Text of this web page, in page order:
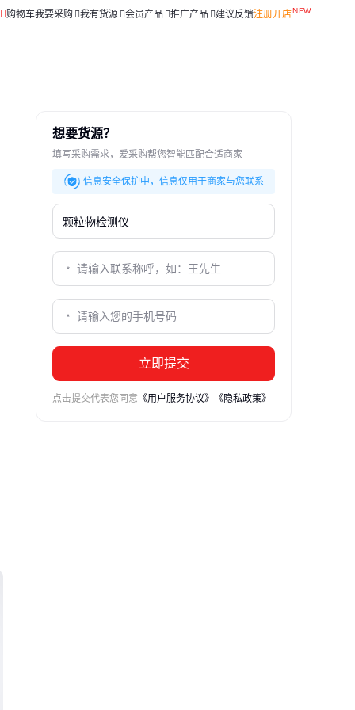
购物车我要采购 我有货源 会员产品 推广产品 建议反馈注册开店
想要货源？
填写采购需求，爱采购帮您智能匹配合适商家
信息安全保护中，信息仅用于商家与您联系
立即提交
点击提交代表您同意 《用户服务协议》 《隐私政策》